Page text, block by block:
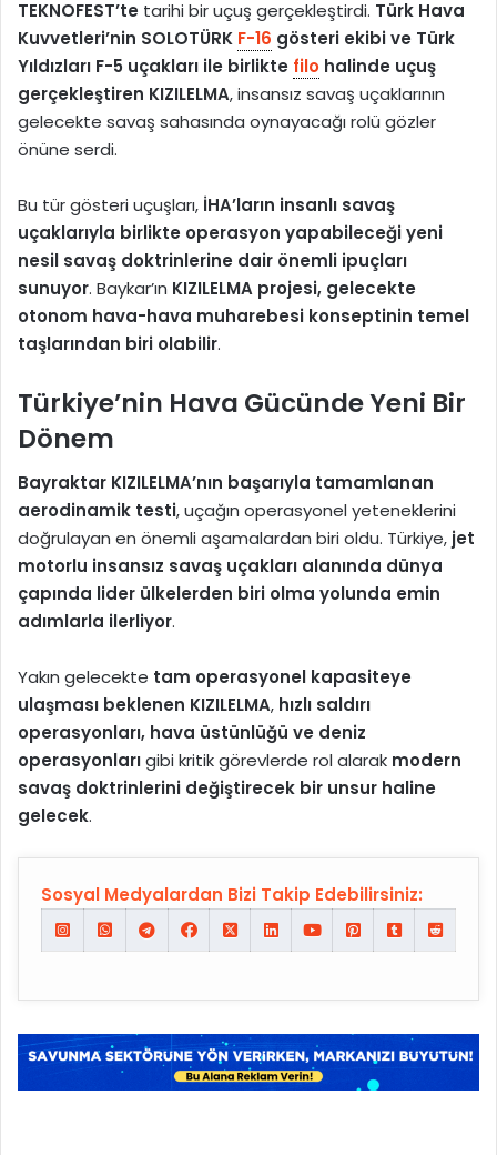
TEKNOFEST’te tarihi bir uçuş gerçekleştirdi. Türk Hava
Kuvvetleri’nin SOLOTÜRK F-16 gösteri ekibi ve Türk
Yıldızları F-5 uçakları ile birlikte filo halinde uçuş
gerçekleştiren KIZILELMA, insansız savaş uçaklarının
gelecekte savaş sahasında oynayacağı rolü gözler
önüne serdi.
Bu tür gösteri uçuşları, İHA’ların insanlı savaş
uçaklarıyla birlikte operasyon yapabileceği yeni
nesil savaş doktrinlerine dair önemli ipuçları
sunuyor. Baykar’ın KIZILELMA projesi, gelecekte
otonom hava-hava muharebesi konseptinin temel
taşlarından biri olabilir.
Türkiye’nin Hava Gücünde Yeni Bir
Dönem
Bayraktar KIZILELMA’nın başarıyla tamamlanan
aerodinamik testi, uçağın operasyonel yeteneklerini
doğrulayan en önemli aşamalardan biri oldu. Türkiye, jet
motorlu insansız savaş uçakları alanında dünya
çapında lider ülkelerden biri olma yolunda emin
adımlarla ilerliyor.
Yakın gelecekte tam operasyonel kapasiteye
ulaşması beklenen KIZILELMA, hızlı saldırı
operasyonları, hava üstünlüğü ve deniz
operasyonlarıgibi kritik görevlerde rol alarak modern
savaş doktrinlerini değiştirecek bir unsur haline
gelecek.
Sosyal Medyalardan Bizi Takip Edebilirsiniz: